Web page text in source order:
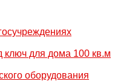
ключ для дома 100 кв.м
оборудования